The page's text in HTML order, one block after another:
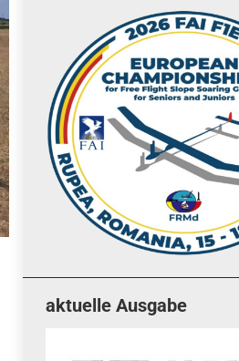
aktuelle Ausgabe